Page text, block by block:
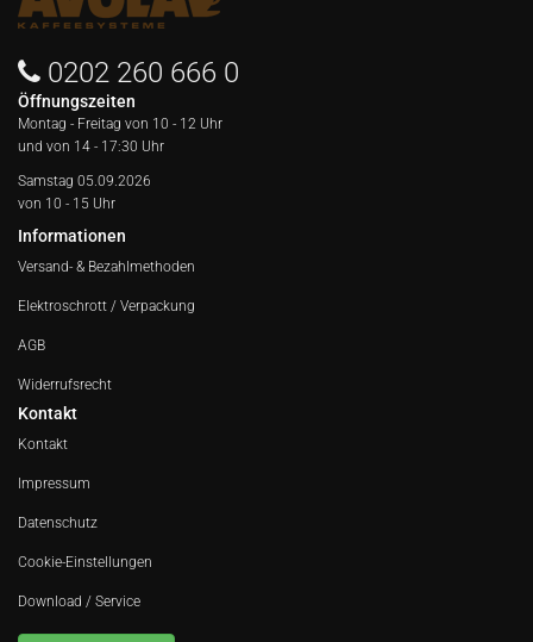
0202 260 666 0
Öffnungszeiten
Montag - Freitag von 10 - 12 Uhr
und von 14 - 17:30 Uhr
Samstag 05.09.2026
von 10 - 15 Uhr
Informationen
Versand- & Bezahlmethoden
Elektroschrott / Verpackung
AGB
Widerrufsrecht
Kontakt
Kontakt
Impressum
Datenschutz
Cookie-Einstellungen
Download / Service